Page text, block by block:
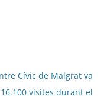
Cívic de Malgrat va
visites durant el